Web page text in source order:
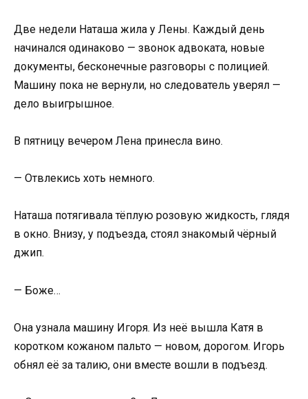
Две недели Наташа жила у Лены. Каждый день
начинался одинаково — звонок адвоката, новые
документы, бесконечные разговоры с полицией.
Машину пока не вернули, но следователь уверял —
дело выигрышное.
В пятницу вечером Лена принесла вино.
— Отвлекись хоть немного.
Наташа потягивала тёплую розовую жидкость, глядя
в окно. Внизу, у подъезда, стоял знакомый чёрный
джип.
— Боже…
Она узнала машину Игоря. Из неё вышла Катя в
коротком кожаном пальто — новом, дорогом. Игорь
обнял её за талию, они вместе вошли в подъезд.